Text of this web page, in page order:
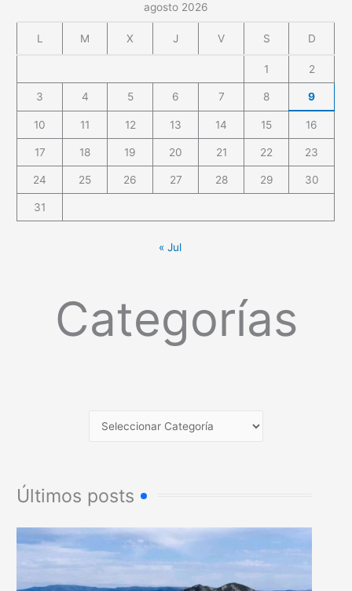
agosto 2026
L M X J V S D
1 2
3 4 5 6 7 8 9
10 11 12 13 14 15 16
17 18 19 20 21 22 23
24 25 26 27 28 29 30
31
« Jul
Categorías
Últimos posts